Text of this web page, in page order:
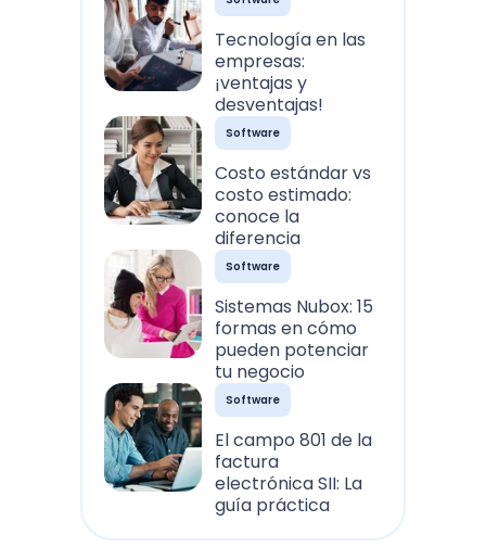
Tecnología en las
empresas:
¡ventajas y
desventajas!
Software
Costo estándar vs
costo estimado:
conoce la
diferencia
Software
Sistemas Nubox: 15
formas en cómo
pueden potenciar
tu negocio
Software
El campo 801 de la
factura
electrónica SII: La
guía práctica